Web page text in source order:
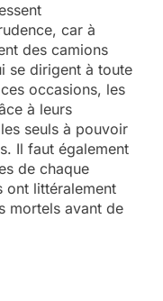
car à
des camions
se dirigent à toute
occasions, les
à leurs
seuls à pouvoir
Il faut également
de chaque
ont littéralement
mortels avant de